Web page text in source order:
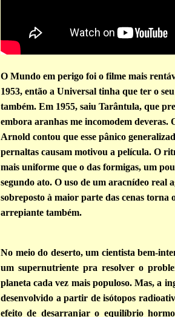
O Mundo em perigo foi o filme mais
1953, então a Universal tinha que ter o
também. Em 1955, saiu Tarântula, que
embora aranhas me incomodem deveras.
Arnold contou que esse pânico
pernaltas causam motivou a película. O
mais uniforme que o das formigas, um
segundo ato. O uso de um aracnídeo real
sobreposto à maior parte das cenas torna
arrepiante também.
No meio do deserto, um cientista bem-
um supernutriente pra resolver o
planeta cada vez mais populoso. Mas, a
desenvolvido a partir de isótopos
efeito de desarranjar o equilíbrio